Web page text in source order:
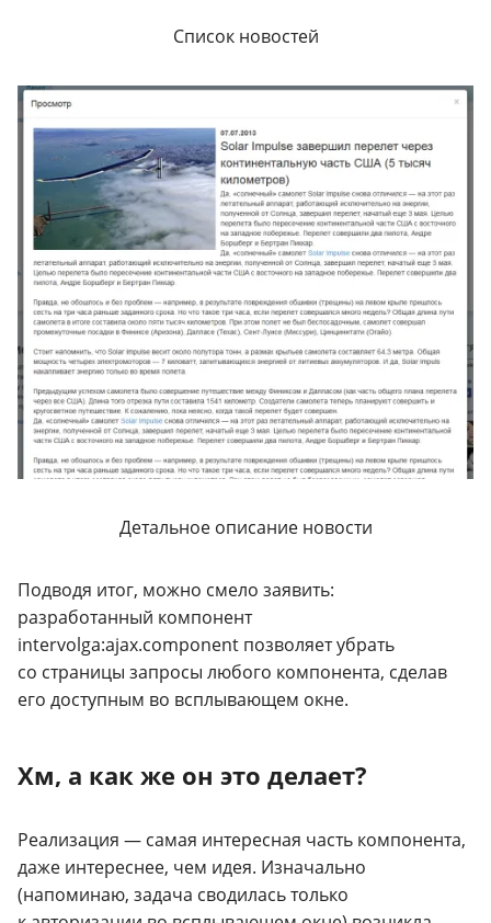
Список новостей
Детальное описание новости
Подводя итог, можно смело заявить:
разработанный компонент
intervolga:ajax.component позволяет убрать
со страницы запросы любого компонента, сделав
его доступным во всплывающем окне.
Хм, а как же он это делает?
Реализация — самая интересная часть компонента,
даже интереснее, чем идея. Изначально
(напоминаю, задача сводилась только